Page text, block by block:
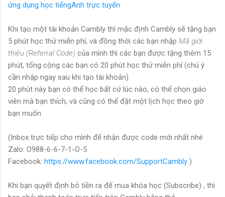
ứng dụng học tiếngAnh trực tuyến
Khi tạo một tài khoản Cambly thì mặc định Cambly sẽ tặng bạn
5 phút học thử miễn phí, và đồng thời các bạn nhập Mã giới
thiệu (Referral Code) của mình thì các bạn được tặng thêm 15
phút, tổng cộng các bạn có 20 phút học thử miễn phí (chú ý
cần nhập ngay sau khi tạo tài khoản)
20 phút này bạn có thể học bất cứ lúc nào, có thể chọn giáo
viên mà bạn thích, và cũng có thể đặt một lịch học theo giờ
bạn muốn
(Inbox trực tiếp cho mình để nhận được code mới nhất nhé
Zalo: O988-6-6-7-1-O-5
Facebook: https://www.facebook.com/SupportCambly )
Khi bạn quyết định bỏ tiền ra để mua khóa học (Subscribe) , thì